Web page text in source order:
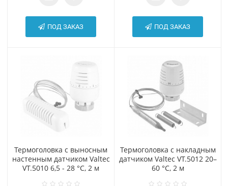
ПОД ЗАКАЗ ПОД ЗАКАЗ
Термоголовка с выносным
настенным датчиком Valtec
VT.5010 6,5 - 28 °C, 2 м
Термоголовка с накладным
датчиком Valtec VT.5012 20–
60 °С, 2 м